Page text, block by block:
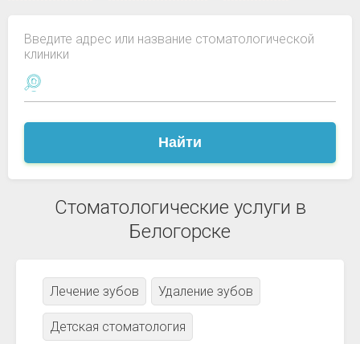
Введите адрес или название стоматологической
клиники
Найти
Стоматологические услуги в
Белогорске
Лечение зубов Удаление зубов
Детская стоматология